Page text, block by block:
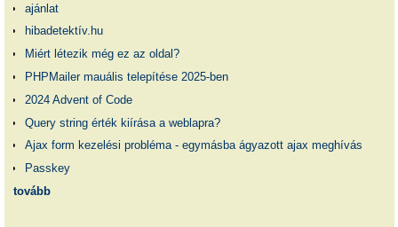
ajánlat
hibadetektív.hu
Miért létezik még ez az oldal?
PHPMailer mauális telepítése 2025-ben
2024 Advent of Code
Query string érték kiírása a weblapra?
Ajax form kezelési probléma - egymásba ágyazott ajax meghívás
Passkey
tovább